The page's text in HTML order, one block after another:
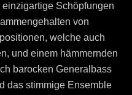
Schöpfungen
von
welche auch
und einem hämmernden
barocken Generalbass
das stimmige Ensemble